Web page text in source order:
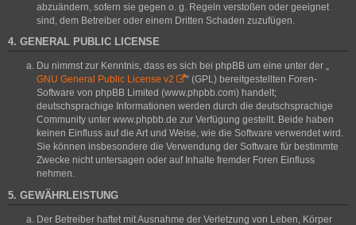
abzuändern, sofern sie gegen o. g. Regeln verstoßen oder geeignet
sind, dem Betreiber oder einem Dritten Schaden zuzufügen.
4. GENERAL PUBLIC LICENSE
Du nimmst zur Kenntnis, dass es sich bei phpBB um eine unter der „
GNU General Public License v2
“ (GPL) bereitgestellten Foren-
Software von phpBB Limited (www.phpbb.com) handelt;
deutschsprachige Informationen werden durch die deutschsprachige
Community unter www.phpbb.de zur Verfügung gestellt. Beide haben
keinen Einfluss auf die Art und Weise, wie die Software verwendet wird.
Sie können insbesondere die Verwendung der Software für bestimmte
Zwecke nicht untersagen oder auf Inhalte fremder Foren Einfluss
nehmen.
5. GEWÄHRLEISTUNG
Der Betreiber haftet mit Ausnahme der Verletzung von Leben, Körper